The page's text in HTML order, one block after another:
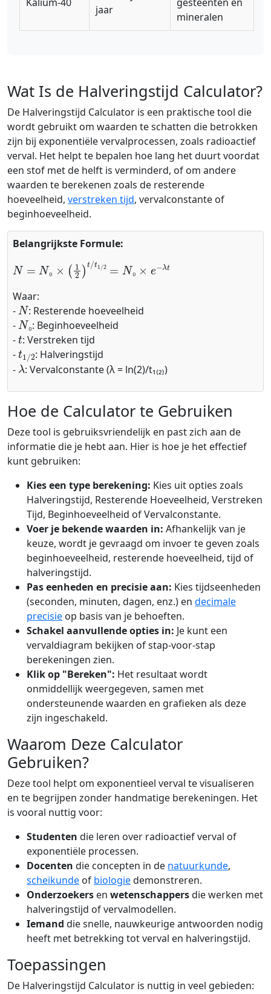
jaar
mineralen
Wat Is de Halveringstijd Calculator?
De Halveringstijd Calculator is een praktische tool die
wordt gebruikt om waarden te schatten die betrokken
zijn bij exponentiële vervalprocessen, zoals radioactief
verval. Het helpt te bepalen hoe lang het duurt voordat
een stof met de helft is verminderd, of om andere
waarden te berekenen zoals de resterende
hoeveelheid, verstreken tijd, vervalconstante of
beginhoeveelheid.
Belangrijkste Formule:
₀ ₀
N= ₀×( t /t 1/2=N ×e−
Waar:
-
N
: Resterende hoeveelheid
-
₀
N₀
: Beginhoeveelheid
-
t
: Verstreken tijd
-
t1/2
: Halveringstijd
-
λ
: Vervalconstante (λ = ln(2)/t₁₍₂₎)
Hoe de Calculator te Gebruiken
Deze tool is gebruiksvriendelijk en past zich aan de
informatie die je hebt aan. Hier is hoe je het effectief
kunt gebruiken:
Kies een type berekening: Kies uit opties zoals
Halveringstijd, Resterende Hoeveelheid, Verstreken
Tijd, Beginhoeveelheid of Vervalconstante.
Voer je bekende waarden in: Afhankelijk van je
keuze, wordt je gevraagd om invoer te geven zoals
beginhoeveelheid, resterende hoeveelheid, tijd of
halveringstijd.
Pas eenheden en precisie aan: Kies tijdseenheden
(seconden, minuten, dagen, enz.) en decimale
precisie op basis van je behoeften.
Schakel aanvullende opties in: Je kunt een
vervaldiagram bekijken of stap-voor-stap
berekeningen zien.
Klik op "Bereken": Het resultaat wordt
onmiddellijk weergegeven, samen met
ondersteunende waarden en grafieken als deze
zijn ingeschakeld.
Waarom Deze Calculator
Gebruiken?
Deze tool helpt om exponentieel verval te visualiseren
en te begrijpen zonder handmatige berekeningen. Het
is vooral nuttig voor:
Studenten die leren over radioactief verval of
exponentiële processen.
Docenten die concepten in de natuurkunde,
scheikunde of biologiedemonstreren.
Onderzoekers en wetenschappersdie werken met
halveringstijd of vervalmodellen.
Iemand die snelle, nauwkeurige antwoorden nodig
heeft met betrekking tot verval en halveringstijd.
Toepassingen
De Halveringstijd Calculator is nuttig in veel gebieden: